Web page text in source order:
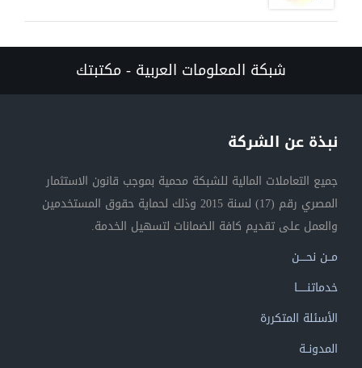
شبكة المعلومات العربية - مكتبتك
نبذة عن الشركة
جميع التعاملات المالية للشبكة محمية بموجب قانون الاستثمار
المصري رقم (17) لسنة 2015 وذلك لحماية حقوق المستخدمين
والعمل على تقديم كافة الضمانات لتسهيل الخدمة.
مــن نحــــن
خدماتنــــــا
الأسئلة المتكررة
المدونــة